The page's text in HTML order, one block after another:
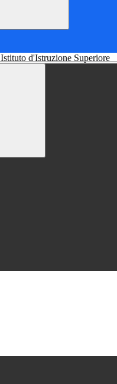
Istituto d'Istruzione Superiore